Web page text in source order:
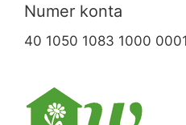
Numer konta
40 1050 1083 1000